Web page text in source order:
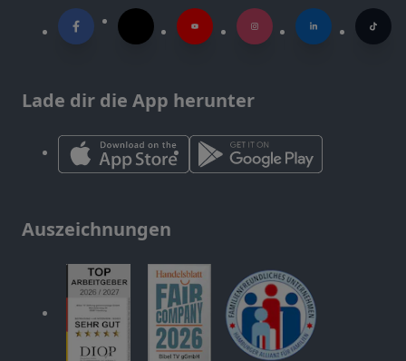
Lade dir die App herunter
Auszeichnungen